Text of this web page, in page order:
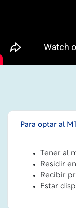
Para optar al
Tener al
Residir
Recibir
Estar